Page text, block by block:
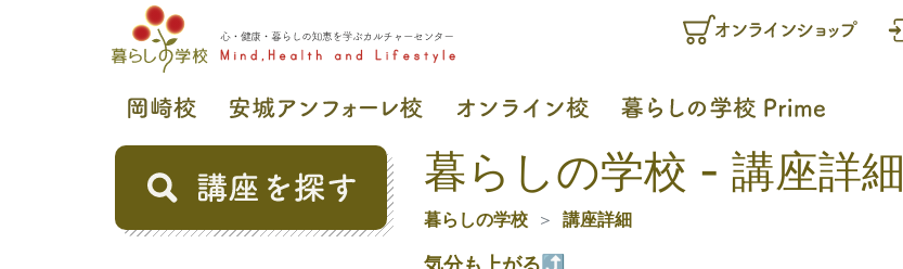
暮らしの学校 - 講座詳細
暮らしの学校 講座詳細
気分も上がる⤴